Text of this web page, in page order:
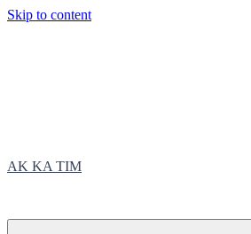
Skip to content
AK KA TIM